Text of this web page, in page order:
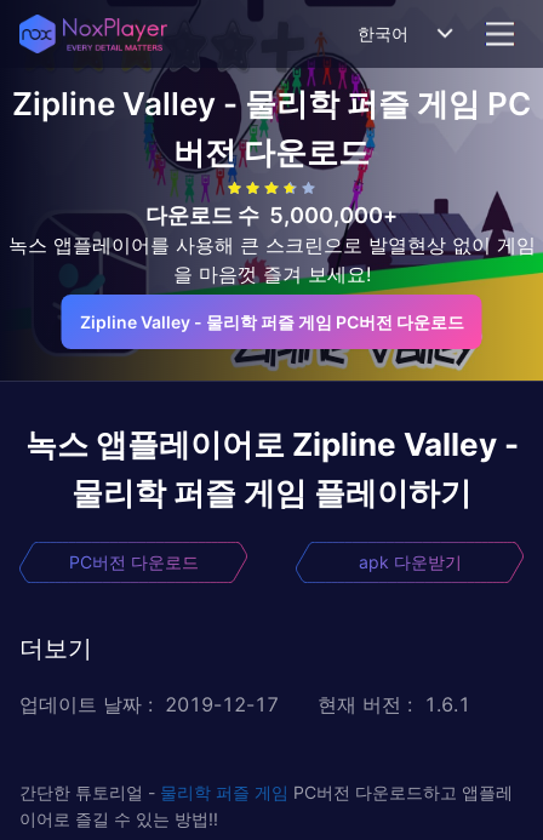
한국어
Zipline Valley - 물리학 퍼즐 게임 PC
버전 다운로드
다운로드 수 5,000,000+
녹스 앱플레이어를 사용해 큰 스크린으로 발열현상 없이 게임
을 마음껏 즐겨 보세요!
Zipline Valley - 물리학 퍼즐 게임 PC버전 다운로드
녹스 앱플레이어로 Zipline Valley -
물리학 퍼즐 게임 플레이하기
PC버전 다운로드 apk 다운받기
더보기
업데이트 날짜 : 2019-12-17 현재 버전 : 1.6.1
간단한 튜토리얼 - 물리학 퍼즐 게임 PC버전 다운로드하고 앱플레
이어로 즐길 수 있는 방법!!